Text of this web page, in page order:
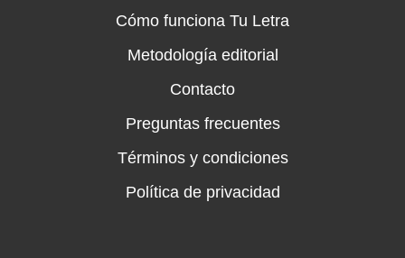
Cómo funciona Tu Letra
Metodología editorial
Contacto
Preguntas frecuentes
Términos y condiciones
Política de privacidad